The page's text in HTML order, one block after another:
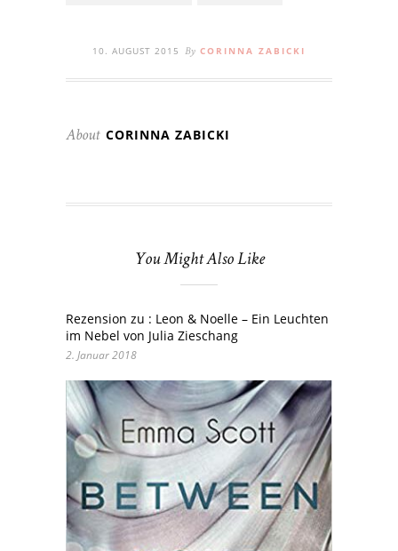
10. AUGUST 2015 By CORINNA ZABICKI
About CORINNA ZABICKI
You Might Also Like
Rezension zu : Leon & Noelle – Ein Leuchten
im Nebel von Julia Zieschang
2. Januar 2018